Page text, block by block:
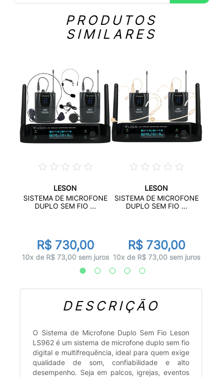
PRODUTOS
SIMILARES
LESON
SISTEMA DE MICROFONE
DUPLO SEM FIO ...
R$ 730,00
10x de R$ 73,00 sem juros
LESON
SISTEMA DE MICROFONE
DUPLO SEM FIO ...
R$ 730,00
10x de R$ 73,00 sem juros
DESCRIÇÃO
O Sistema de Microfone Duplo Sem Fio Leson
LS962 é um sistema de microfone duplo sem fio
digital e multifrequência, ideal para quem exige
qualidade de som, confiabilidade e alto
desempenho. Seja em palcos, igrejas, eventos